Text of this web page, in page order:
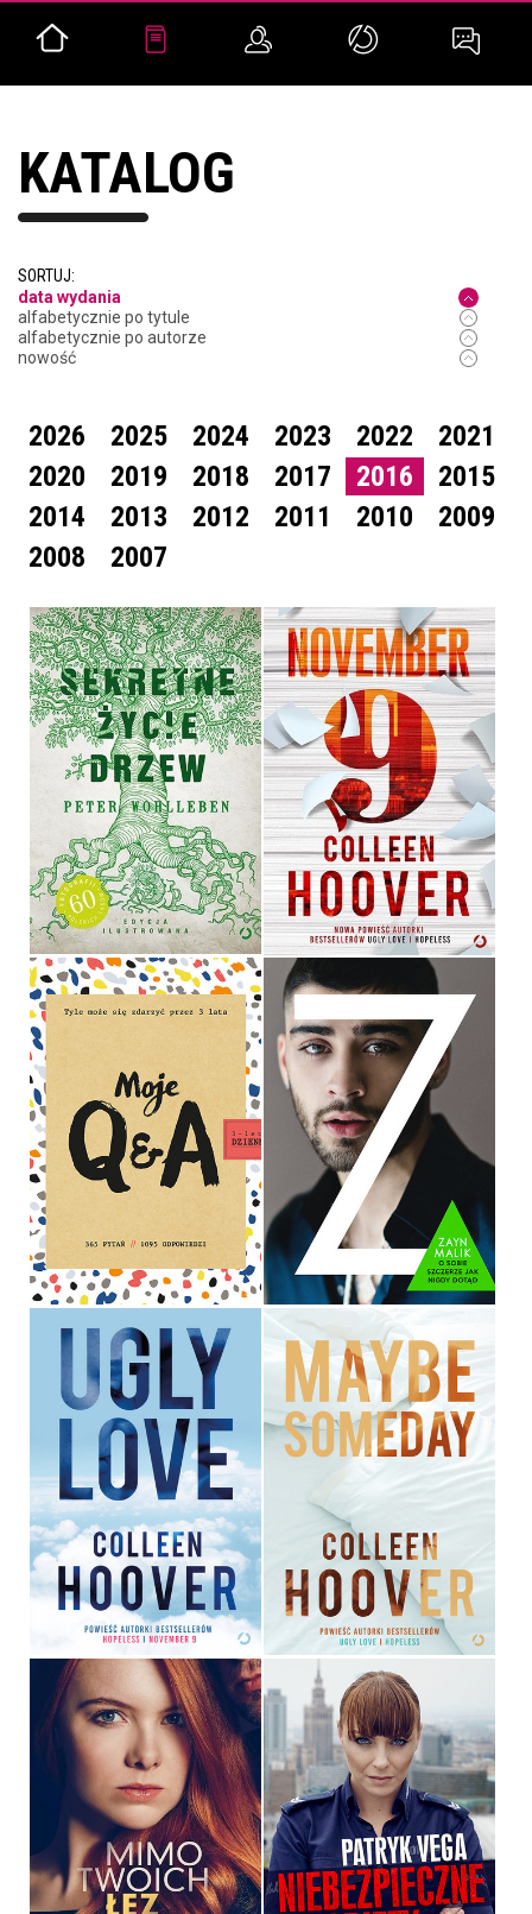
KATALOG
SORTUJ:
data wydania
alfabetycznie po tytule
alfabetycznie po autorze
nowość
2026 2025 2024 2023 2022
2021
2020
2019 2018 2017 2016
2015
2014
2013 2012 2011 2010
2009
2008
2007
SEKRETNE ŻYCIE DRZEW
PETER WOHLLEBEN
OPRAWA TWARDA
44,90 ZŁ
NOVEMBER 9
COLLEEN HOOVER
39,90 ZŁ
MOJE Q&A
BETSY FRANCO
34,90 ZŁ
ZAYN
ZAYN MALIK
49,90 ZŁ
UGLY LOVE
COLLEEN HOOVER
39,90 ZŁ
MAYBE SOMEDAY
COLLEEN HOOVER
39,90 ZŁ
MIMO TWOICH ŁEZ
TARRYN FISHER
NIEBEZPIECZNE KOBIETY
PATRYK VEGA